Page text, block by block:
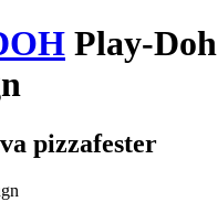
Play-Doh
pizzafester